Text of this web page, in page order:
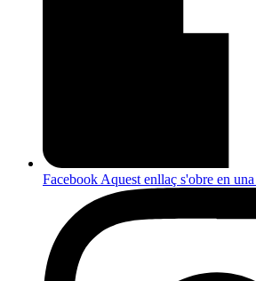
Facebook Aquest enllaç s'obre en